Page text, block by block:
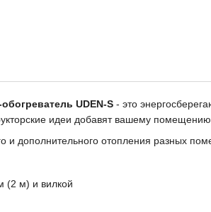
UDEN-S - это
идеи добавят вашему помещению
и дополнительного отопления разных
(2 м) и вилкой